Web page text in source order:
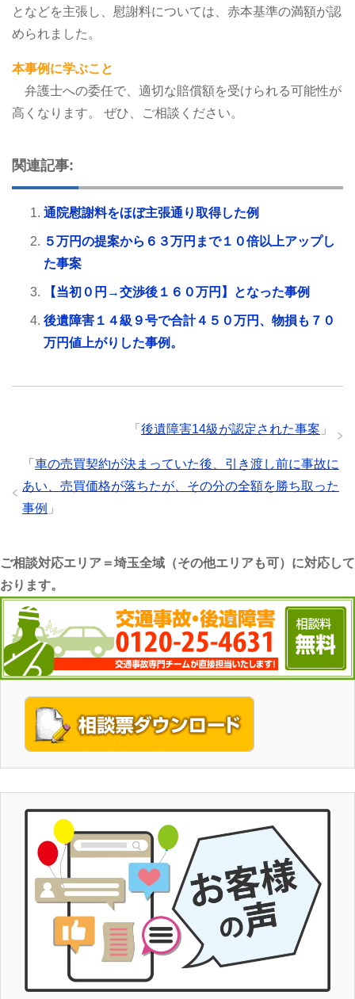
となどを主張し、慰謝料については、赤本基準の満額が認
められました。
本事例に学ぶこと
弁護士への委任で、適切な賠償額を受けられる可能性が
高くなります。
ぜひ、ご相談ください。
関連記事:
通院慰謝料をほぼ主張通り取得した例
５万円の提案から６３万円まで１０倍以上アップし
た事案
【当初０円→交渉後１６０万円】となった事例
後遺障害１４級９号で合計４５０万円、物損も７０
万円値上がりした事例。
「 後遺障害14級が認定された事案 」
「 車の売買契約が決まっていた後、引き渡し前に事故に
あい、売買価格が落ちたが、その分の全額を勝ち取った
事例 」
ご相談対応エリア＝埼玉全域（その他エリアも可）に対応して
おります。